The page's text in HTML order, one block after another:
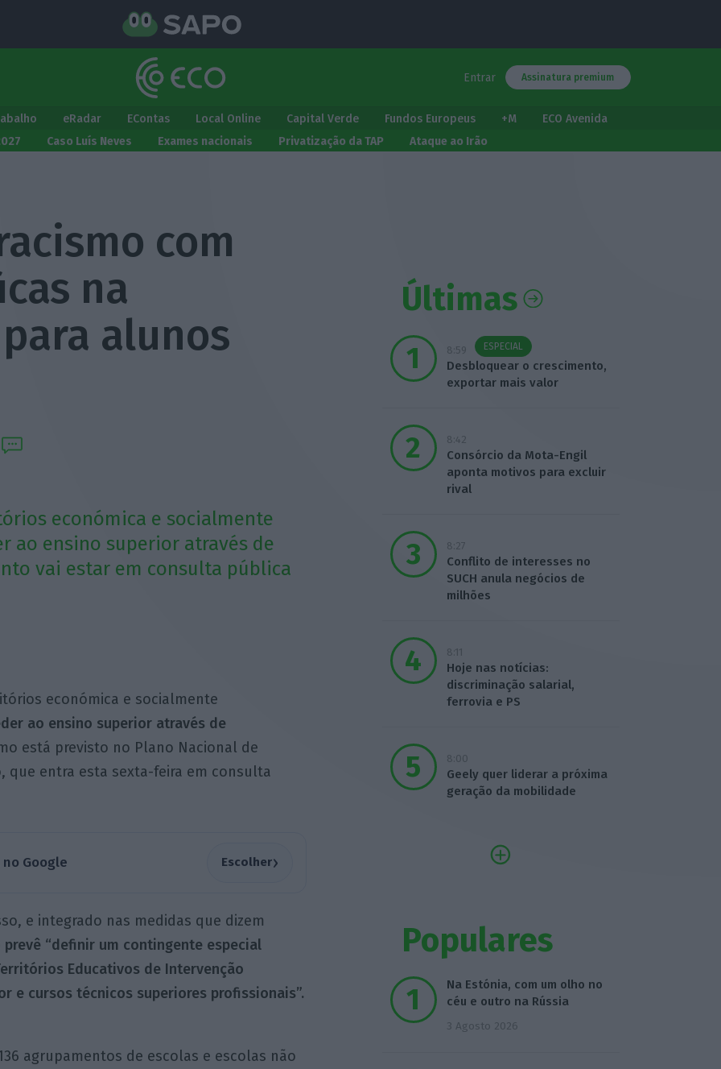
Entrar Assinatura premium
eRadar EContas Local Online Capital Verde Fundos Europeus +M
ECO Avenida
Caso Luís Neves Exames nacionais Privatização da TAP Ataque ao Irão
com
na
alunos
económica e socialmente
ao ensino superior através de
vai estar em consulta pública
económica e socialmente
ao ensino superior através de
está previsto no Plano Nacional de
que entra esta sexta-feira em consulta
Google Escolher›
e integrado nas medidas que dizem
prevê “definir um contingente especial
Educativos de Intervenção
e cursos técnicos superiores profissionais”.
agrupamentos de escolas e escolas não
Últimas
8:59 ESPECIAL
Desbloquear o crescimento,
exportar mais valor
8:42
Consórcio da Mota-Engil
aponta motivos para excluir
rival
8:27
Conflito de interesses no
SUCH anula negócios de
milhões
8:11
Hoje nas notícias:
discriminação salarial,
ferrovia e PS
8:00
Geely quer liderar a próxima
geração da mobilidade
Populares
Na Estónia, com um olho no
céu e outro na Rússia
3 Agosto 2026